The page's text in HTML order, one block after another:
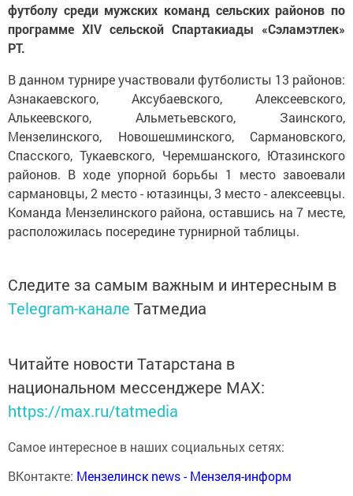
футболу среди мужских команд сельских районов по
программе XIV cельской Спартакиады «Сэламэтлек»
РТ.
В данном турнире участвовали футболисты 13 районов:
Азнакаевского, Аксубаевского, Алексеевского,
Алькеевского, Альметьевского, Заинского,
Мензелинского, Новошешминского, Сармановского,
Спасского, Тукаевского, Черемшанского, Ютазинского
районов. В ходе упорной борьбы 1 место завоевали
сармановцы, 2 место - ютазинцы, 3 место - алексеевцы.
Команда Мензелинского района, оставшись на 7 месте,
расположилась посередине турнирной таблицы.
Следите за самым важным и интересным в
Telegram-канале Татмедиа
Читайте новости Татарстана в
национальном мессенджере MАХ:
https://max.ru/tatmedia
Самое интересное в наших социальных сетях:
ВКонтакте: Мензелинск news - Мензеля-информ